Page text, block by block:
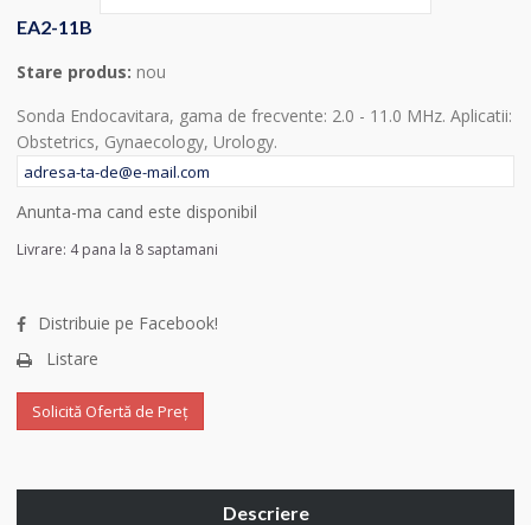
EA2-11B
Stare produs: nou
Sonda Endocavitara, gama de frecvente: 2.0 - 11.0 MHz. Aplicatii:
Obstetrics, Gynaecology, Urology.
Anunta-ma cand este disponibil
Livrare: 4 pana la 8 saptamani
Distribuie pe Facebook!
Listare
Solicită Ofertă de Preț
Descriere